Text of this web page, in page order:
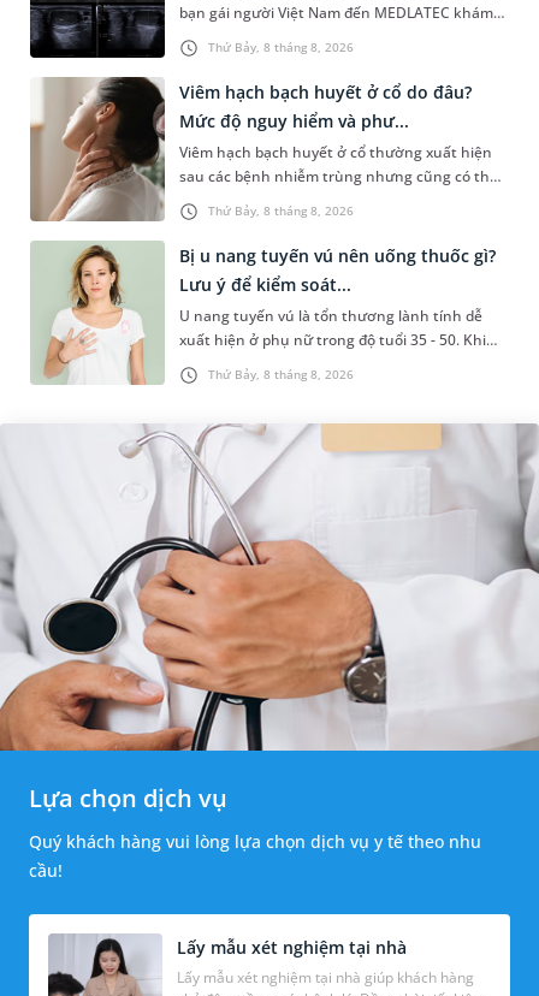
Thứ Bảy, 8 tháng 8, 2026
bạn gái người Việt Nam đến MEDLATEC khám
sức khỏe tiền hôn nhân. Qua thăm khám và
làm các xét nghiệm chuyên sâu,...
Thứ Bảy, 8 tháng 8, 2026
Viêm hạch bạch huyết ở cổ do đâu?
Mức độ nguy hiểm và phư...
Viêm hạch bạch huyết ở cổ thường xuất hiện
sau các bệnh nhiễm trùng nhưng cũng có thể
liên quan đến lao hạch hoặc ung thư. Để tìm
hiểu nguyên nhân gây viêm,...
Thứ Bảy, 8 tháng 8, 2026
Bị u nang tuyến vú nên uống thuốc gì?
Lưu ý để kiểm soát...
U nang tuyến vú là tổn thương lành tính dễ
xuất hiện ở phụ nữ trong độ tuổi 35 - 50. Khi
được chẩn đoán mắc bệnh, nhiều người
thường băn khoăn u nang tuyến v...
Lựa chọn dịch vụ
Quý khách hàng vui lòng lựa chọn dịch vụ y tế theo nhu
cầu!
Lấy mẫu xét nghiệm tại nhà
Lấy mẫu xét nghiệm tại nhà giúp khách hàng